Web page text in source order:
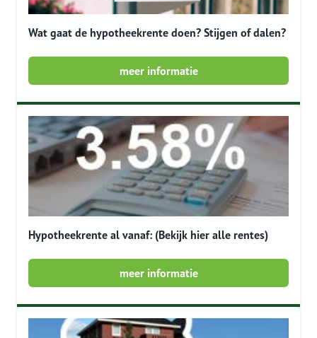
Wat gaat de hypotheekrente doen? Stijgen of dalen?
meer informatie
Hypotheekrente al vanaf: (Bekijk hier alle rentes)
meer informatie